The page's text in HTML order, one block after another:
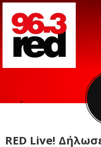
RED Live!